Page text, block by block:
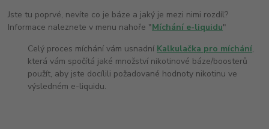
Jste tu poprvé, nevíte co je báze a jaký je mezi nimi rozdíl?
Informace naleznete v menu nahoře "Míchání e-liquidu"
Celý proces míchání vám usnadní Kalkulačka pro míchání,
která vám spočítá jaké množství nikotinové báze/boosterů
použít, aby jste docílili požadované hodnoty nikotinu ve
výsledném e-liquidu.